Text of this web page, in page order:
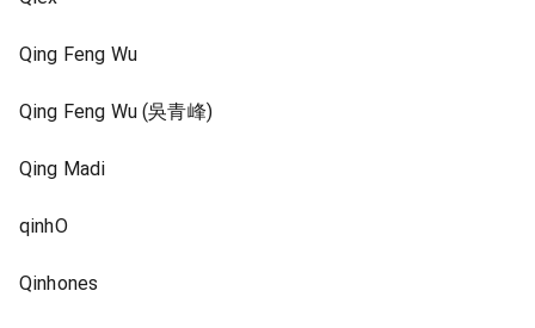
Qing Feng Wu
Qing Feng Wu (吳青峰)
Qing Madi
qinhO
Qinhones